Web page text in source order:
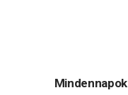
Mindennapok